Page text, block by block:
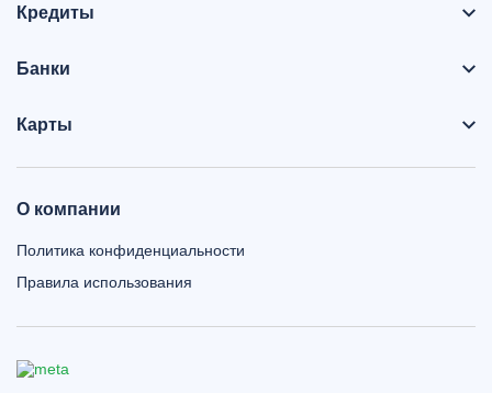
Кредиты
Банки
Карты
О компании
Политика конфиденциальности
Правила использования